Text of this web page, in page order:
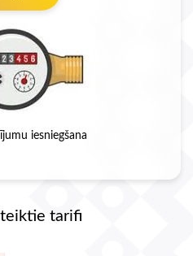
iesniegšana
tarifi